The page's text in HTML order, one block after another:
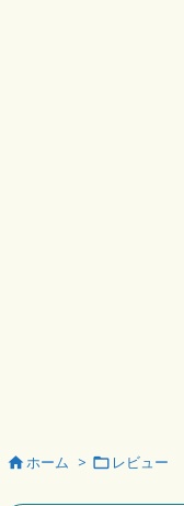
ホーム >  レビュー